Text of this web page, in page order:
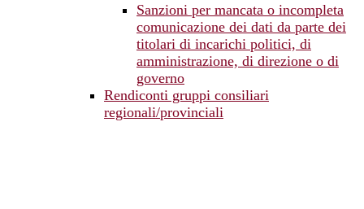
Sanzioni per mancata o incompleta
comunicazione dei dati da parte dei
titolari di incarichi politici, di
amministrazione, di direzione o di
governo
Rendiconti gruppi consiliari
regionali/provinciali